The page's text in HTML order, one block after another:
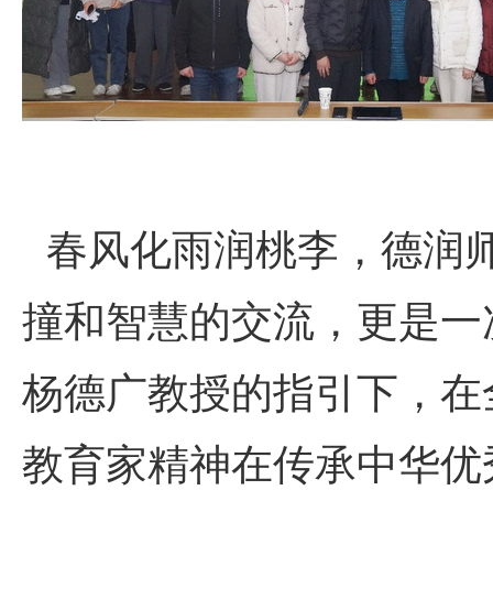
春风化雨润桃李，德润
撞和智慧的交流，更是
杨德广教授的指引下，
教育家精神在传承中华